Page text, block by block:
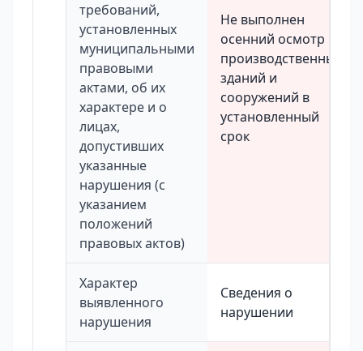
требований,
установленных
муниципальными
правовыми
актами, об их
характере и о
лицах,
допустивших
указанные
нарушения (с
указанием
положений
правовых актов)
Не выполнен
осенний осмотр
производственных
зданий и
сооружений в
установленный
срок
Характер
выявленного
нарушения
Сведения о
нарушении